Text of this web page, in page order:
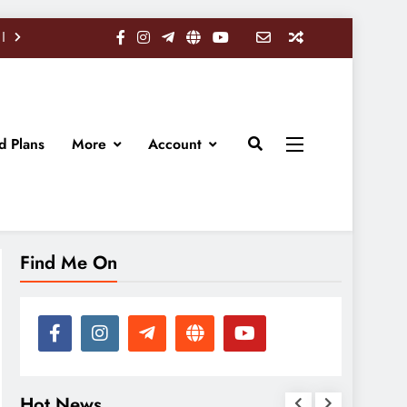
Plans More Account
Find Me On